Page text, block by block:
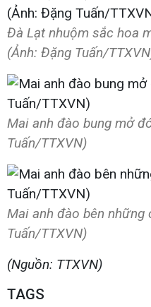
Đà Lạt nhuộm sắc hoa
(Ảnh: Đặng Tuấn/
Mai anh đào bung mở
Tuấn/TTXVN)
Mai anh đào bên những
Tuấn/TTXVN)
(Nguồn: TTXVN)
TAGS